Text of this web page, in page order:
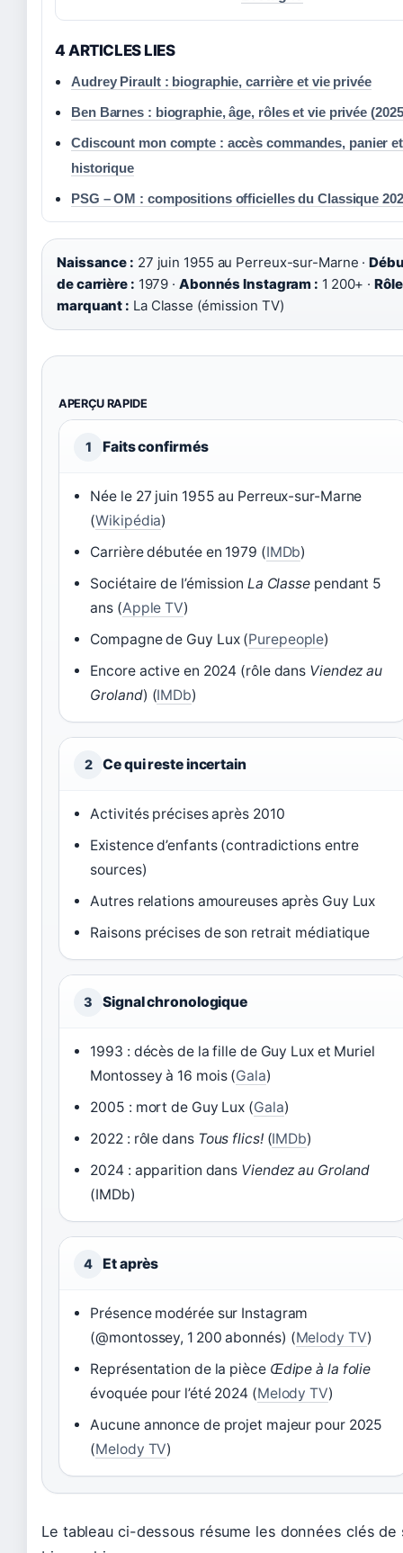
4 ARTICLES LIES
Audrey Pirault : biographie, carrière et vie privée
Ben Barnes : biographie, âge, rôles et vie privée
Cdiscount mon compte : accès commandes, panier et
historique
PSG – OM : compositions officielles du Classique
Naissance : 27 juin 1955 au Perreux-sur-Marne ·
de carrière : 1979 · Abonnés Instagram : 1 200+ ·Rôle
marquant : La Classe (émission TV)
APERÇU RAPIDE
1 Faits confirmés
Née le 27 juin 1955 au Perreux-sur-Marne
(Wikipédia)
Carrière débutée en 1979 (IMDb)
Sociétaire de l’émission La Classe pendant 5
ans (Apple TV)
Compagne de Guy Lux (Purepeople)
Encore active en 2024 (rôle dans Viendez au
Groland) (IMDb)
2 Ce qui reste incertain
Activités précises après 2010
Existence d’enfants (contradictions entre
sources)
Autres relations amoureuses après Guy Lux
Raisons précises de son retrait médiatique
3 Signal chronologique
1993 : décès de la fille de Guy Lux et Muriel
Montossey à 16 mois (Gala)
2005 : mort de Guy Lux (Gala)
2022 : rôle dans Tous flics!(IMDb)
2024 : apparition dans Viendez au Groland
(IMDb)
4 Et après
Présence modérée sur Instagram
(@montossey, 1 200 abonnés) (Melody TV)
Représentation de la pièce Œdipe à la folie
évoquée pour l’été 2024 (Melody TV)
Aucune annonce de projet majeur pour 2025
(Melody TV)
Le tableau ci-dessous résume les données clés de